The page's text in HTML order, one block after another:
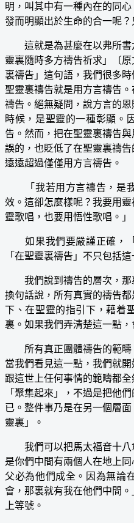
明，叫其中有一種內在的同
發而明顯出於生命的合一呢
這就是為甚麼在以弗所書
靈裏隨時多方禱告祈求」〔
裏禱告」這句語，我們很多
聖靈裏禱告就是用方言禱告
禱告。絕無疑問，說方言的
時候，是聖靈的一種彰顯。
告。然而，把在聖靈裏禱告
誤的，也貶低了在聖靈裏禱
遠遠超過僅僅用方言禱告。
「我若用方言禱告，是我
效。這卻怎麼樣呢？我要用
靈歌唱，也要用悟性歌唱。」
如果我們要嚴謹正確，「
「在聖靈裏禱告」不只包括
我們說到禱告的層次，那
換句話說，所有真實的禱告
下、在聖靈的指引下，藉着
裏。如果我們弄清楚這一點，
所有真正團體禱告的範疇
當我們看見這一點，我們就
跟這世上任何事情的範疇都
「聚集起來」，不過是把他
已。整件事乃是在另一個層
靈裏」。
我們可以把馬太福音十八
是你們中間有兩個人在地上
父必為他們成全。因為無論
會，那裏就有我在他們中間
上等號。